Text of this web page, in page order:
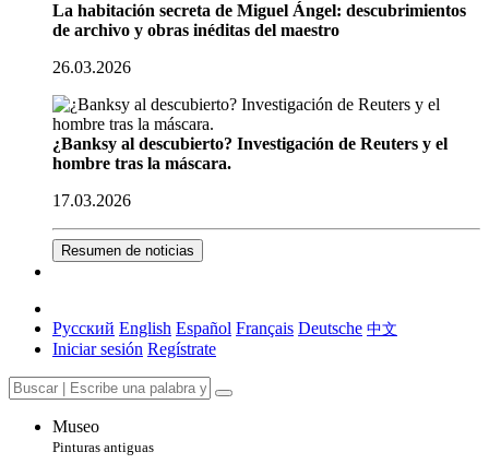
La habitación secreta de Miguel Ángel: descubrimientos
de archivo y obras inéditas del maestro
26.03.2026
¿Banksy al descubierto? Investigación de Reuters y el
hombre tras la máscara.
17.03.2026
Resumen de noticias
Русский English Español Français Deutsche 中文
Iniciar sesión Regístrate
Museo
Pinturas antiguas